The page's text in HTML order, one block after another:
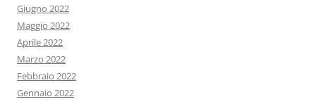
Giugno 2022
Maggio 2022
Aprile 2022
Marzo 2022
Febbraio 2022
Gennaio 2022